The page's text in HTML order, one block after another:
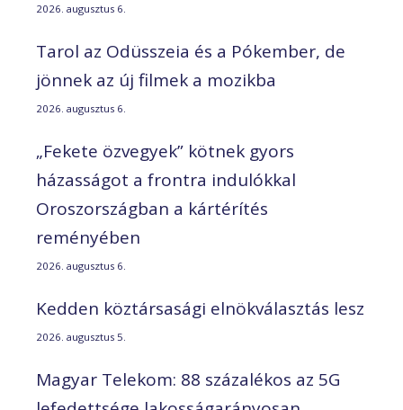
2026. augusztus 6.
Tarol az Odüsszeia és a Pókember, de
jönnek az új filmek a mozikba
2026. augusztus 6.
„Fekete özvegyek” kötnek gyors
házasságot a frontra indulókkal
Oroszországban a kártérítés
reményében
2026. augusztus 6.
Kedden köztársasági elnökválasztás lesz
2026. augusztus 5.
Magyar Telekom: 88 százalékos az 5G